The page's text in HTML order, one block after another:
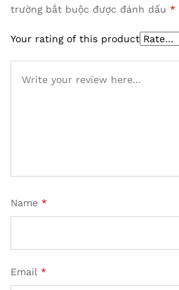
trường bắt buộc được đánh dấu *
Your rating of this product
Name *
Email *